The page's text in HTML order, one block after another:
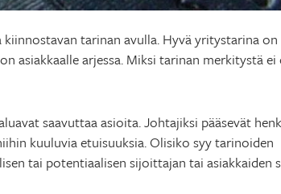
tarinan avulla. Hyvä yritystarina
asiakkaalle arjessa. Miksi tarinan merkitystä ei
saavuttaa asioita. Johtajiksi pääsevät
kuuluvia etuisuuksia. Olisiko syy tarinoiden
tai potentiaalisen sijoittajan tai asiakkaiden